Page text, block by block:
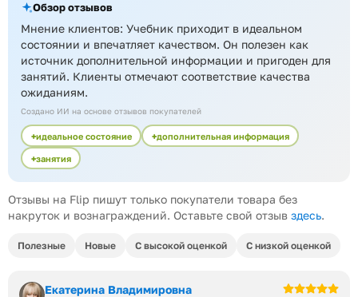
Обзор отзывов
Мнение клиентов: Учебник приходит в идеальном
состоянии и впечатляет качеством. Он полезен как
источник дополнительной информации и пригоден для
занятий. Клиенты отмечают соответствие качества
ожиданиям.
Создано ИИ на основе отзывов покупателей
идеальное состояние дополнительная информация
занятия
Отзывы на Flip пишут только покупатели товара без
накруток и вознаграждений. Оставьте свой отзыв здесь.
Полезные Новые С высокой оценкой С низкой оценкой
Екатерина Владимировна